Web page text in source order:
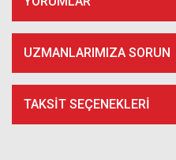
UZMANLARIMIZA SORUN
TAKSIT SEÇENEKLERI